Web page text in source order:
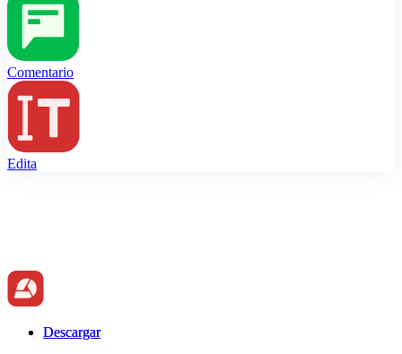
Comentario
Edita
Descargar
Descargar